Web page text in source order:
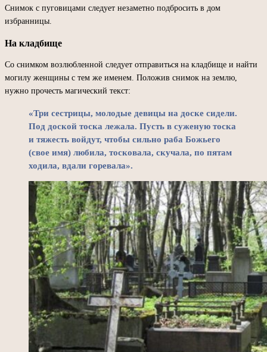
Снимок с пуговицами следует незаметно подбросить в дом
избранницы.
На кладбище
Со снимком возлюбленной следует отправиться на кладбище и найти
могилу женщины с тем же именем. Положив снимок на землю,
нужно прочесть магический текст:
«Три сестрицы, молодые девицы на доске сидели.
Под доской тоска лежала. Пусть в суженую тоска
и тяжесть войдут, чтобы сильно раба Божьего
(свое имя) любила, тосковала, скучала, по пятам
ходила, вдали горевала».